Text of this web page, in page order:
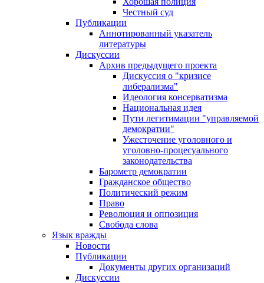
Честный суд
Публикации
Аннотированный указатель
литературы
Дискуссии
Архив предыдущего проекта
Дискуссия о "кризисе
либерализма"
Идеология консерватизма
Национальная идея
Пути легитимации "управляемой
демократии"
Ужесточение уголовного и
уголовно-процесуального
законодательства
Барометр демократии
Гражданское общество
Политический режим
Право
Революция и оппозиция
Свобода слова
Язык вражды
Новости
Публикации
Документы других организаций
Дискуссии